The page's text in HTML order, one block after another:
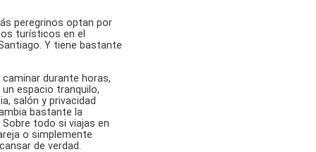
peregrinos optan por
turísticos en el
Y tiene bastante
caminar durante horas,
espacio tranquilo,
salón y privacidad
bastante la
Sobre todo si viajas en
o simplemente
de verdad.